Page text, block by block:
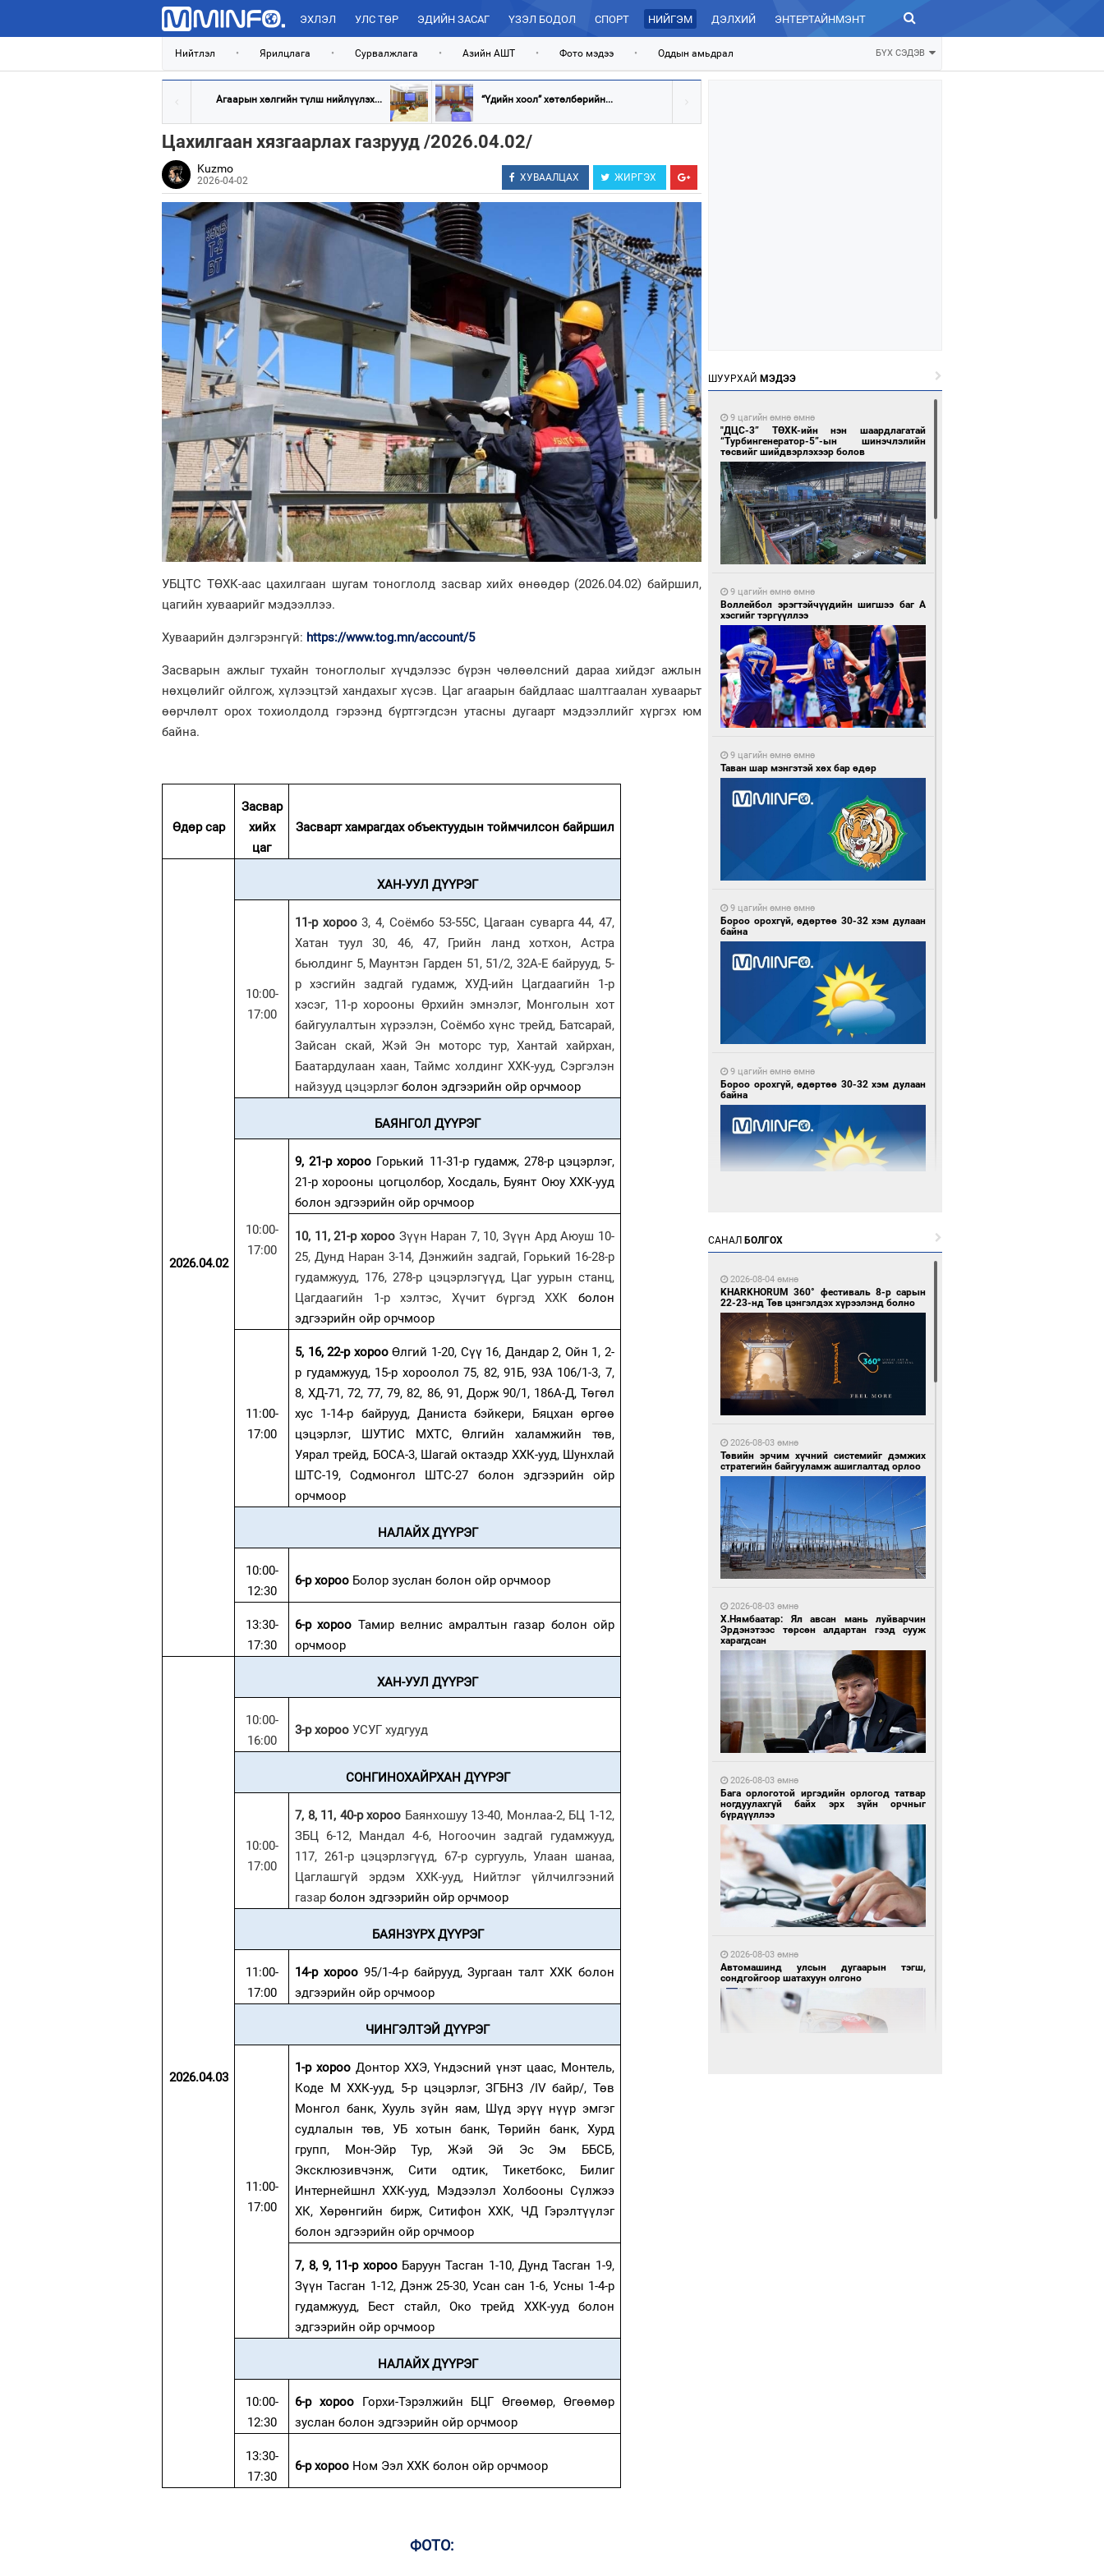
ЭХЛЭЛ УЛС ТӨР ЭДИЙН ЗАСАГ ҮЗЭЛ БОДОЛ СПОРТ НИЙГЭМ ДЭЛХИЙ ЭНТЕРТАЙНМЭНТ ЗУРХАЙ
Нийтлэл • Ярилцлага • Сурвалжлага • Азийн АШТ • Фото мэдээ • Оддын амьдрал БҮХ СЭДЭВ
Агаарын хөлгийн түлш нийлүүлэх... “Үдийн хоол” хөтөлбөрийн...
Цахилгаан хязгаарлах газрууд /2026.04.02/
Kuzmo
2026-04-02 ХУВААЛЦАХ ЖИРГЭХ
УБЦТС ТӨХК-аас цахилгаан шугам тоноглолд засвар хийх өнөөдөр (2026.04.02) байршил,
цагийн хуваарийг мэдээллээ.
Хуваарийн дэлгэрэнгүй: https://www.tog.mn/account/5
Засварын ажлыг тухайн тоноглолыг хүчдэлээс бүрэн чөлөөлсний дараа хийдэг ажлын
нөхцөлийг ойлгож, хүлээцтэй хандахыг хүсэв. Цаг агаарын байдлаас шалтгаалан хуваарьт
өөрчлөлт орох тохиолдолд гэрээнд бүртгэгдсэн утасны дугаарт мэдээллийг хүргэх юм
байна.
Өдөр сар
Засвар
хийх
цаг
Засварт хамрагдах объектуудын тоймчилсон байршил
2026.04.02
ХАН-УУЛ ДҮҮРЭГ
10:00-
17:00
11-р хороо3, 4, Соёмбо 53-55С, Цагаан суварга 44, 47,
Хатан туул 30, 46, 47, Грийн ланд хотхон, Астра
бьюлдинг 5, Маунтэн Гарден 51, 51/2, 32А-Е байрууд, 5-
р хэсгийн задгай гудамж, ХУД-ийн Цагдаагийн 1-р
хэсэг, 11-р хорооны Өрхийн эмнэлэг, Монголын хот
байгуулалтын хүрээлэн, Соёмбо хүнс трейд, Батсарай,
Зайсан скай, Жэй Эн моторс тур, Хантай хайрхан,
Баатардулаан хаан, Таймс холдинг ХХК-ууд, Сэргэлэн
найзууд цэцэрлэгболон эдгээрийн ойр орчмоор
БАЯНГОЛ ДҮҮРЭГ
10:00-
17:00
9, 21-р хороо Горький 11-31-р гудамж, 278-р цэцэрлэг,
21-р хорооны цогцолбор, Хосдаль, Буянт Оюу ХХК-ууд
болон эдгээрийн ойр орчмоор
10, 11, 21-р хороо Зүүн Наран 7, 10, Зүүн Ард Аюуш 10-
25, Дунд Наран 3-14, Дэнжийн задгай, Горький 16-28-р
гудамжууд, 176, 278-р цэцэрлэгүүд, Цаг уурын станц,
Цагдаагийн 1-р хэлтэс, Хүчит бүргэд ХХК болон
эдгээрийн ойр орчмоор
11:00-
17:00
5, 16, 22-р хорооӨлгий 1-20, Сүү 16, Дандар 2, Ойн 1, 2-
р гудамжууд, 15-р хороолол 75, 82, 91Б, 93А 106/1-3, 7,
8, ХД-71, 72, 77, 79, 82, 86, 91, Дорж 90/1, 186А-Д, Төгөл
хус 1-14-р байрууд, Даниста бэйкери, Бяцхан өргөө
цэцэрлэг, ШУТИС МХТС, Өлгийн халамжийн төв,
Уярал трейд, БОСА-3, Шагай октаэдр ХХК-ууд, Шунхлай
ШТС-19, Содмонгол ШТС-27 болон эдгээрийн ойр
орчмоор
НАЛАЙХ ДҮҮРЭГ
10:00-
12:30
6-р хороо Болор зуслан болон ойр орчмоор
13:30-
17:30
6-р хороо Тамир велнис амралтын газар болон ойр
орчмоор
2026.04.03
ХАН-УУЛ ДҮҮРЭГ
10:00-
16:00
3-р хороо УСУГ худгууд
СОНГИНОХАЙРХАН ДҮҮРЭГ
10:00-
17:00
7, 8, 11, 40-р хороо Баянхошуу 13-40, Монлаа-2, БЦ 1-12,
ЗБЦ 6-12, Мандал 4-6, Ногоочин задгай гудамжууд,
117, 261-р цэцэрлэгүүд, 67-р сургууль, Улаан шанаа,
Цаглашгүй эрдэм ХХК-ууд, Нийтлэг үйлчилгээний
газарболон эдгээрийн ойр орчмоор
БАЯНЗҮРХ ДҮҮРЭГ
11:00-
17:00
14-р хороо 95/1-4-р байрууд, Зургаан талт ХХК болон
эдгээрийн ойр орчмоор
ЧИНГЭЛТЭЙ ДҮҮРЭГ
11:00-
17:00
1-р хороо Донтор ХХЭ, Үндэсний үнэт цаас, Монтель,
Коде М ХХК-ууд, 5-р цэцэрлэг, ЗГБНЗ /IVбайр/, Төв
Монгол банк, Хууль зүйн яам, Шүд эрүү нүүр эмгэг
судлалын төв, УБ хотын банк, Төрийн банк, Хурд
групп, Мон-Эйр Тур, Жэй Эй Эс Эм ББСБ,
Эксклюзивчэнж, Сити одтик, Тикетбокс, Билиг
Интернейшнл ХХК-ууд, Мэдээлэл Холбооны Сүлжээ
ХК, Хөрөнгийн бирж, Ситифон ХХК, ЧД Гэрэлтүүлэг
болон эдгээрийн ойр орчмоор
7, 8, 9, 11-р хорооБаруун Тасган 1-10, Дунд Тасган 1-9,
Зүүн Тасган 1-12, Дэнж 25-30, Усан сан 1-6, Усны 1-4-р
гудамжууд, Бест стайл, Око трейд ХХК-ууд болон
эдгээрийн ойр орчмоор
НАЛАЙХ ДҮҮРЭГ
10:00-
12:30
6-р хороо Горхи-Тэрэлжийн БЦГ Өгөөмөр, Өгөөмөр
зуслан болон эдгээрийн ойр орчмоор
13:30-
17:30
6-р хороо Ном Ээл ХХК болон ойр орчмоор
ФОТО:
ШУУРХАЙ МЭДЭЭ
9 цагийн өмнө өмнө
"ДЦС-3” ТӨХК-ийн нэн шаардлагатай
“Турбингенератор-5”-ын шинэчлэлийн
төсвийг шийдвэрлэхээр болов
9 цагийн өмнө өмнө
Воллейбол эрэгтэйчүүдийн шигшээ баг А
хэсгийг тэргүүллээ
9 цагийн өмнө өмнө
Таван шар мэнгэтэй хөх бар өдөр
9 цагийн өмнө өмнө
Бороо орохгүй, өдөртөө 30-32 хэм дулаан
байна
9 цагийн өмнө өмнө
Бороо орохгүй, өдөртөө 30-32 хэм дулаан
байна
1 өдрийн өмнө өмнө
1 өдрийн өмнө өмнө
1 өдрийн өмнө өмнө
Ирландын алдарт Boyzone хамтлагийн
1 өдрийн өмнө өмнө
Нарны эрчим хүчээр гэрэлтдэг үйлдвэр
1 өдрийн өмнө өмнө
Монгол Улсын волейболын шигшээ баг
өнөөдөр Хятадын эсрэг тоглоно
САНАЛ БОЛГОХ
2026-08-04 өмнө
KHARKHORUM 360° фестиваль 8-р сарын
22-23-нд Төв цэнгэлдэх хүрээлэнд болно
2026-08-03 өмнө
Төвийн эрчим хүчний системийг дэмжих
стратегийн байгууламж ашиглалтад орлоо
2026-08-03 өмнө
Х.Нямбаатар: Ял авсан мань луйварчин
Эрдэнэтээс төрсөн алдартан гээд сууж
харагдсан
2026-08-03 өмнө
Бага орлоготой иргэдийн орлогод татвар
ногдуулахгүй байх эрх зүйн орчныг
бүрдүүллээ
2026-08-03 өмнө
Автомашинд улсын дугаарын тэгш,
сондгойгоор шатахуун олгоно